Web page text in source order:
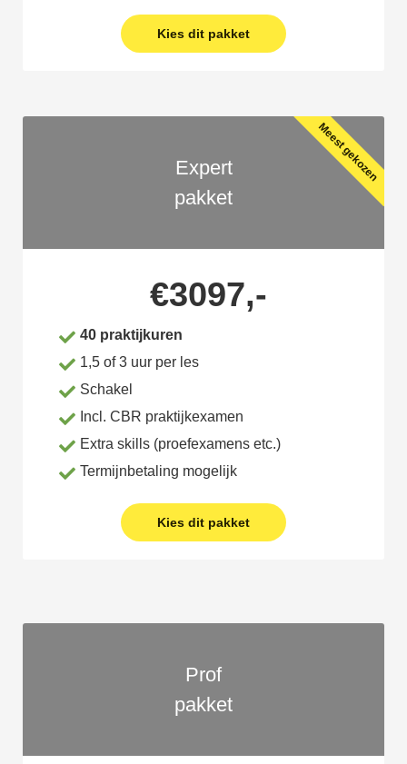
Kies dit pakket
Meest gekozen
Expert
pakket
€3097,-
40 praktijkuren
1,5 of 3 uur per les
Schakel
Incl. CBR praktijkexamen
Extra skills (proefexamens etc.)
Termijnbetaling mogelijk
Kies dit pakket
Prof
pakket